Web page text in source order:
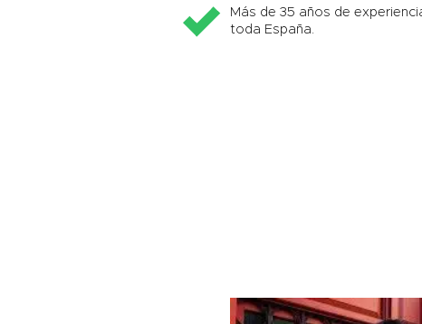
Más de 35 años de
toda España.